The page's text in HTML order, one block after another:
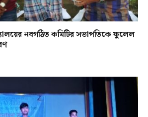
নবগঠিত কমিটির সভাপতিকে ফুলেল